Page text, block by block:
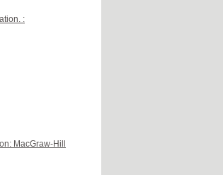
:
MacGraw-Hill